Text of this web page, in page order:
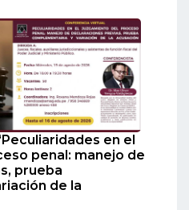
en el
penal: manejo de
prueba
de la